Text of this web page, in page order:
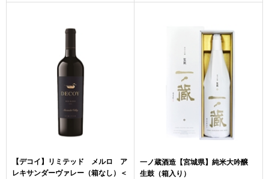
【デコイ】リミテッド メルロ ア
レキサンダーヴァレー（箱なし）＜
一ノ蔵酒造【宮城県】純米大吟醸
生鼓（箱入り）